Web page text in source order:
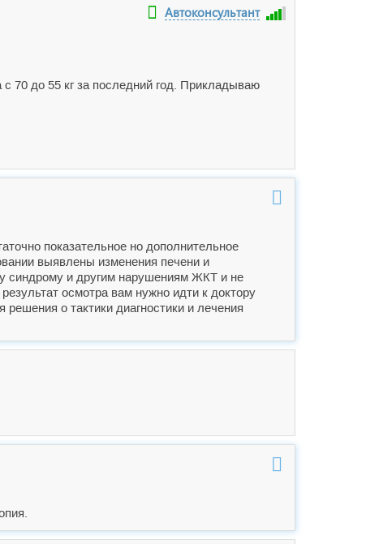
Автоконсультант
70 до 55 кг за последний год. Прикладываю
показательное но дополнительное
выявлены изменения печени и
синдрому и другим нарушениям ЖКТ и не
осмотра вам нужно идти к доктору
о тактики диагностики и лечения